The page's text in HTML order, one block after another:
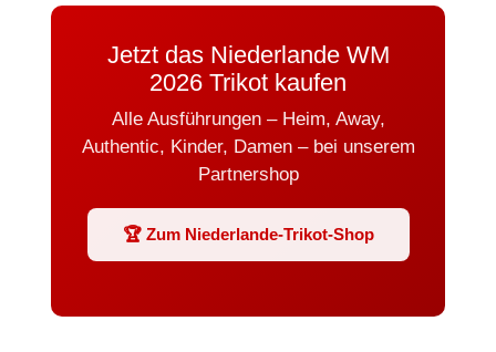
Jetzt das Niederlande WM
2026 Trikot kaufen
Alle Ausführungen – Heim, Away,
Authentic, Kinder, Damen – bei unserem
Partnershop
🏆 Zum Niederlande-Trikot-Shop